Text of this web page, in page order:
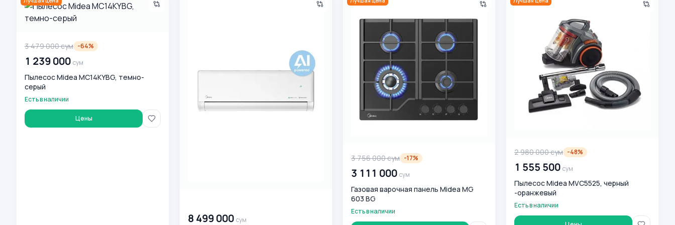
3 479 000сум -64%
1 239 000 сум
Пылесос Midea MC14KYBG, темно-
серый
Есть в наличии
Цены
8 499 000 сум
3 756 000сум -17%
3 111 000 сум
Газовая варочная панель Midea MG
603 BG
Есть в наличии
2 980 000сум -48%
1 555 500 сум
Пылесос Midea MVC5525, черный
-оранжевый
Есть в наличии